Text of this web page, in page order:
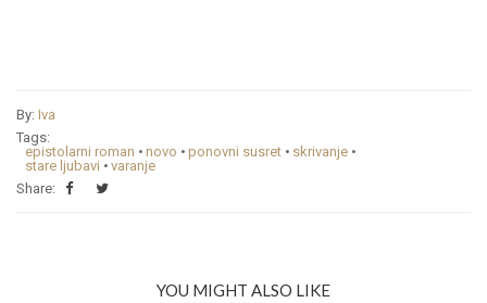
By: Iva
Tags:
epistolarni roman • novo • ponovni susret • skrivanje •
stare ljubavi • varanje
Share:
YOU MIGHT ALSO LIKE